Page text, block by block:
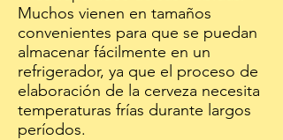
Muchos vienen en tamaños
convenientes para que se puedan
almacenar fácilmente en un
refrigerador, ya que el proceso de
elaboración de la cerveza necesita
temperaturas frías durante largos
períodos.